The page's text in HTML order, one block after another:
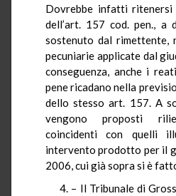
Dovrebbe infatti ritenersi
dell’art. 157 cod. pen., a
sostenuto dal rimettente,
pecuniarie applicate dal
conseguenza, anche i
pene ricadano nella
dello stesso art. 157. A
vengono proposti
coincidenti con quelli
intervento prodotto per il
2006, cui già sopra si è
4. – Il Tribunale di